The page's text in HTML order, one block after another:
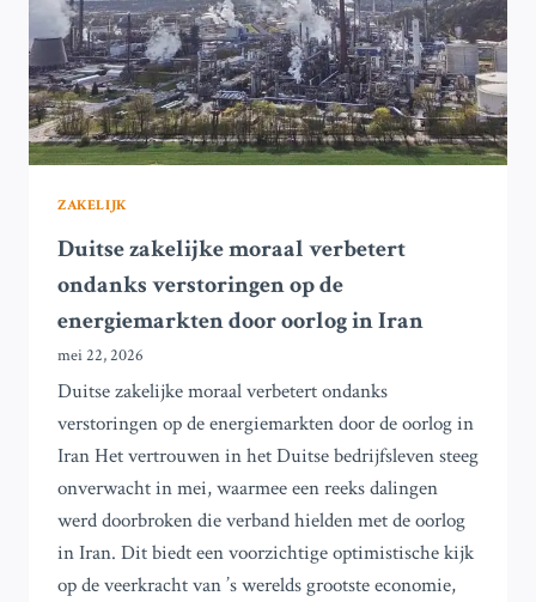
ZAKELIJK
Duitse zakelijke moraal verbetert
ondanks verstoringen op de
energiemarkten door oorlog in Iran
mei 22, 2026
Duitse zakelijke moraal verbetert ondanks
verstoringen op de energiemarkten door de oorlog in
Iran Het vertrouwen in het Duitse bedrijfsleven steeg
onverwacht in mei, waarmee een reeks dalingen
werd doorbroken die verband hielden met de oorlog
in Iran. Dit biedt een voorzichtige optimistische kijk
op de veerkracht van ’s werelds grootste economie,